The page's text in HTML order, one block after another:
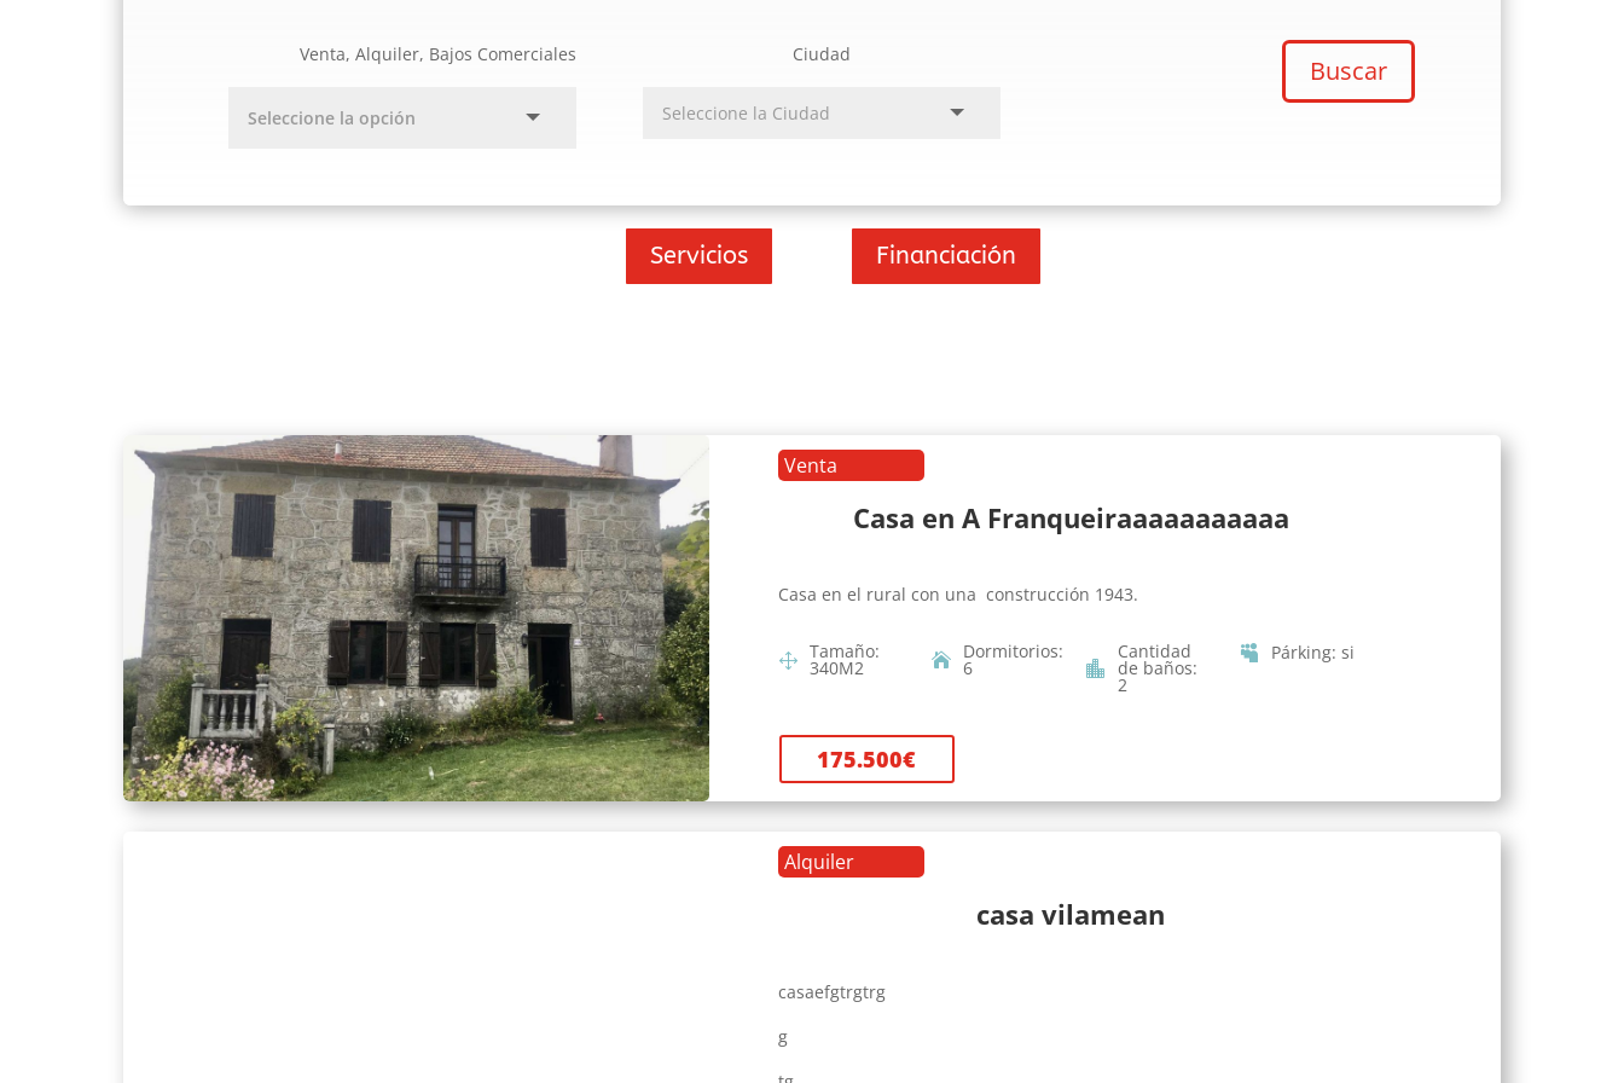
Venta, Alquiler, Bajos Comerciales Ciudad
Buscar
Servicios Financiación
Venta
Casa en A Franqueiraaaaaaaaaaa
Casa en el rural con una construcción 1943.
Tamaño:
340M2
Dormitorios:
6
Cantidad
de baños:
2
Párking:si
175.500€
Alquiler
casa vilamean
casaefgtrgtrg
g